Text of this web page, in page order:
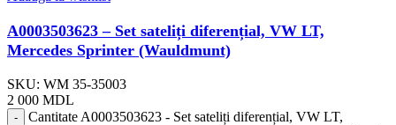
A0003503623 – Set sateliți diferențial, VW LT,
Mercedes Sprinter (Wauldmunt)
SKU: WM 35-35003
2 000 MDL
Cantitate A0003503623 - Set sateliți diferențial, VW LT,